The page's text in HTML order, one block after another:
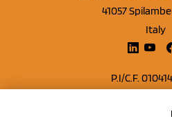
41057
Italy
P.I/C.F.
Capitale sociale